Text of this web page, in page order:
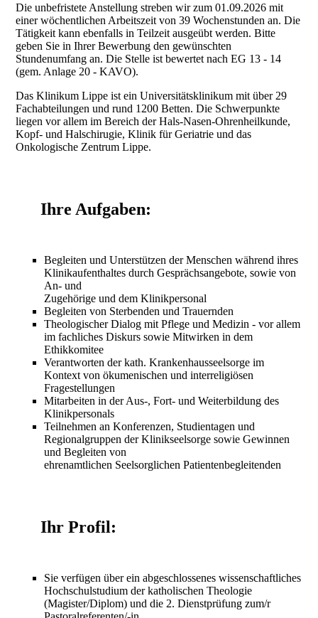
Die unbefristete Anstellung streben wir zum 01.09.2026 mit
einer wöchentlichen Arbeitszeit von 39 Wochenstunden an. Die
Tätigkeit kann ebenfalls in Teilzeit ausgeübt werden. Bitte
geben Sie in Ihrer Bewerbung den gewünschten
Stundenumfang an. Die Stelle ist bewertet nach EG 13 - 14
(gem. Anlage 20 - KAVO).
Das Klinikum Lippe ist ein Universitätsklinikum mit über 29
Fachabteilungen und rund 1200 Betten. Die Schwerpunkte
liegen vor allem im Bereich der Hals-Nasen-Ohrenheilkunde,
Kopf- und Halschirugie, Klinik für Geriatrie und das
Onkologische Zentrum Lippe.
Ihre Aufgaben:
Begleiten und Unterstützen der Menschen während ihres
Klinikaufenthaltes durch Gesprächsangebote, sowie von
An- und
Zugehörige und dem Klinikpersonal
Begleiten von Sterbenden und Trauernden
Theologischer Dialog mit Pflege und Medizin - vor allem
im fachliches Diskurs sowie Mitwirken in dem
Ethikkomitee
Verantworten der kath. Krankenhausseelsorge im
Kontext von ökumenischen und interreligiösen
Fragestellungen
Mitarbeiten in der Aus-, Fort- und Weiterbildung des
Klinikpersonals
Teilnehmen an Konferenzen, Studientagen und
Regionalgruppen der Klinikseelsorge sowie Gewinnen
und Begleiten von
ehrenamtlichen Seelsorglichen Patientenbegleitenden
Ihr Profil:
Sie verfügen über ein abgeschlossenes wissenschaftliches
Hochschulstudium der katholischen Theologie
(Magister/Diplom) und die 2. Dienstprüfung zum/r